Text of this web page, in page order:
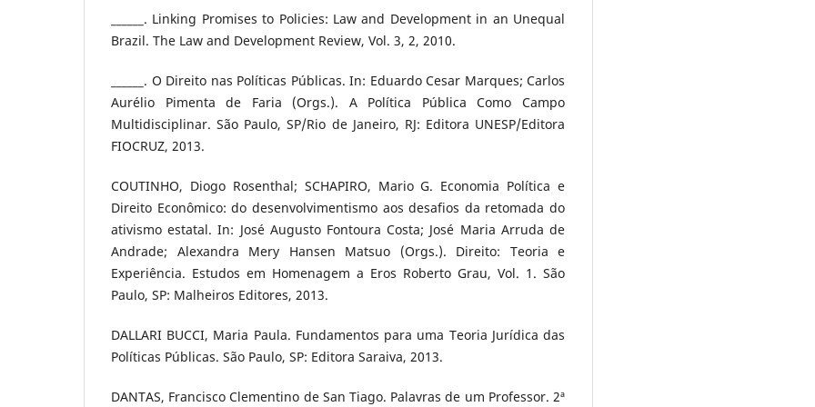
______. Linking Promises to Policies: Law and Development in an Unequal
Brazil. The Law and Development Review, Vol. 3, 2, 2010.
______. O Direito nas Políticas Públicas. In: Eduardo Cesar Marques; Carlos
Aurélio Pimenta de Faria (Orgs.). A Política Pública Como Campo
Multidisciplinar. São Paulo, SP/Rio de Janeiro, RJ: Editora UNESP/Editora
FIOCRUZ, 2013.
COUTINHO, Diogo Rosenthal; SCHAPIRO, Mario G. Economia Política e
Direito Econômico: do desenvolvimentismo aos desafios da retomada do
ativismo estatal. In: José Augusto Fontoura Costa; José Maria Arruda de
Andrade; Alexandra Mery Hansen Matsuo (Orgs.). Direito: Teoria e
Experiência. Estudos em Homenagem a Eros Roberto Grau, Vol. 1. São
Paulo, SP: Malheiros Editores, 2013.
DALLARI BUCCI, Maria Paula. Fundamentos para uma Teoria Jurídica das
Políticas Públicas. São Paulo, SP: Editora Saraiva, 2013.
DANTAS, Francisco Clementino de San Tiago. Palavras de um Professor. 2ª